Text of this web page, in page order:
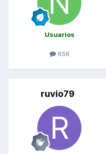
Usuarios
656
ruvio79